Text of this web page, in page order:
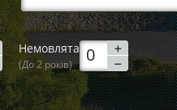
Немовлята
(До 2 років)